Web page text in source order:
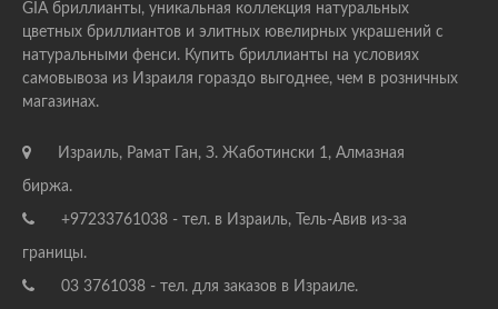
GIA бриллианты, уникальная коллекция натуральных
цветных бриллиантов и элитных ювелирных украшений с
натуральными фенси. Купить бриллианты на условиях
самовывоза из Израиля гораздо выгоднее, чем в розничных
магазинах.
Израиль, Рамат Ган, З. Жаботински 1, Алмазная
биржа.
+97233761038 - тел. в Израиль, Тель-Авив из-за
границы.
03 3761038 - тел. для заказов в Израиле.